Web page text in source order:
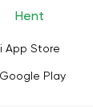
Hent
i App Store
Play